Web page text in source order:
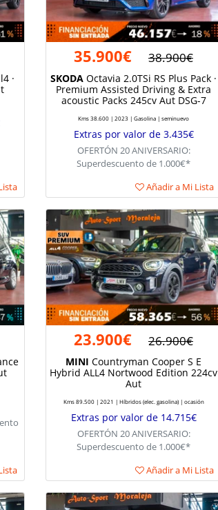
·
35.900€ 38.900€
SKODA Octavia 2.0TSi RS Plus Pack ·
Premium Assisted Driving & Extra
acoustic Packs 245cv Aut DSG-7
Kms 38.600 | 2023 | Gasolina | seminuevo
Extras por valor de 3.435€
OFERTÓN 20 ANIVERSARIO:
Superdescuento de 1.000€*
Añadir a Mi Lista
23.900€ 26.900€
MINI Countryman Cooper S E
Hybrid ALL4 Nortwood Edition 224cv
Aut
Kms 89.500 | 2021 | Híbridos (elec. gasolina) | ocasión
Extras por valor de 14.715€
OFERTÓN 20 ANIVERSARIO:
Superdescuento de 1.000€*
Añadir a Mi Lista